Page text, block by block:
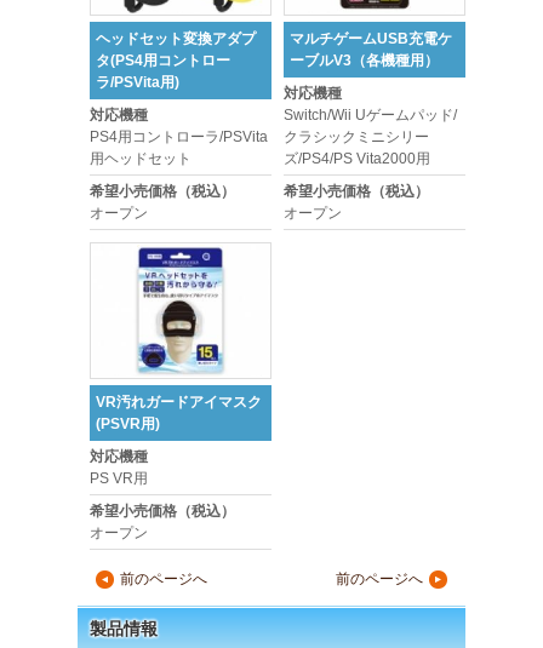
ヘッドセット変換アダプ
タ(PS4用コントロー
ラ/PSVita用)
対応機種
PS4用コントローラ/PSVita
用ヘッドセット
希望小売価格（税込）
オープン
マルチゲームUSB充電ケ
ーブルV3（各機種用）
対応機種
Switch/Wii Uゲームパッド/
クラシックミニシリー
ズ/PS4/PS Vita2000用
希望小売価格（税込）
オープン
VR汚れガードアイマスク
(PSVR用)
対応機種
PS VR用
希望小売価格（税込）
オープン
▲ 前のページへ ▲
前のページへ
製品情報